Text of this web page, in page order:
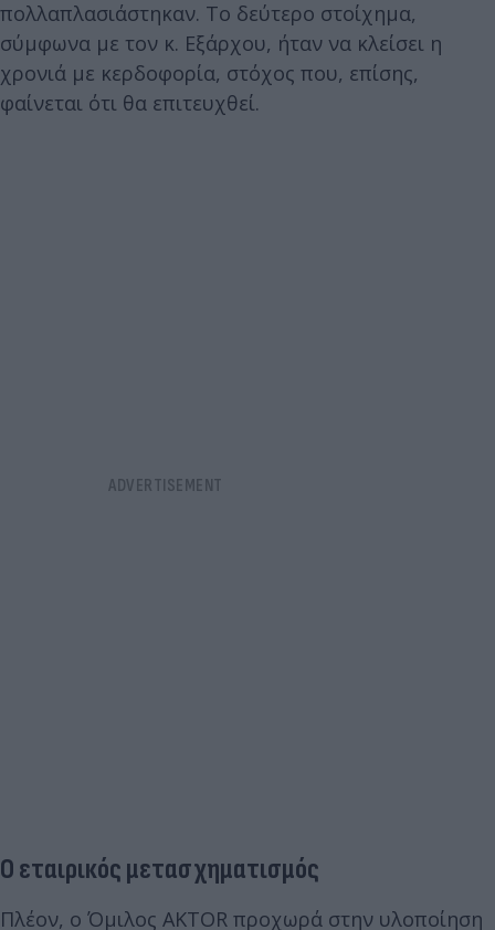
πολλαπλασιάστηκαν. Το δεύτερο στοίχημα,
σύμφωνα με τον κ. Εξάρχου, ήταν να κλείσει η
χρονιά με κερδοφορία, στόχος που, επίσης,
φαίνεται ότι θα επιτευχθεί.
Ο εταιρικός μετασχηματισμός
Πλέον, ο Όμιλος AKTOR προχωρά στην υλοποίηση